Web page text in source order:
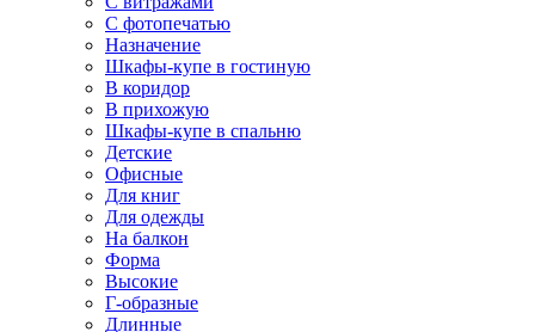
С фотопечатью
Назначение
Шкафы-купе в гостиную
В коридор
В прихожую
Шкафы-купе в спальню
Детские
Офисные
Для книг
Для одежды
На балкон
Форма
Высокие
Г-образные
Длинные